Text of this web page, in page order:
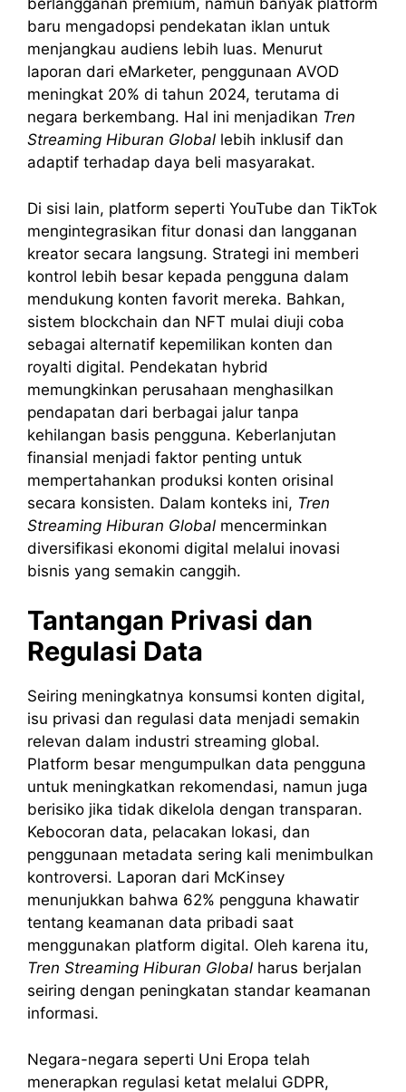
berlangganan premium, namun banyak platform
baru mengadopsi pendekatan iklan untuk
menjangkau audiens lebih luas. Menurut
laporan dari eMarketer, penggunaan AVOD
meningkat 20% di tahun 2024, terutama di
negara berkembang. Hal ini menjadikan Tren
Streaming Hiburan Global lebih inklusif dan
adaptif terhadap daya beli masyarakat.
Di sisi lain, platform seperti YouTube dan TikTok
mengintegrasikan fitur donasi dan langganan
kreator secara langsung. Strategi ini memberi
kontrol lebih besar kepada pengguna dalam
mendukung konten favorit mereka. Bahkan,
sistem blockchain dan NFT mulai diuji coba
sebagai alternatif kepemilikan konten dan
royalti digital. Pendekatan hybrid
memungkinkan perusahaan menghasilkan
pendapatan dari berbagai jalur tanpa
kehilangan basis pengguna. Keberlanjutan
finansial menjadi faktor penting untuk
mempertahankan produksi konten orisinal
secara konsisten. Dalam konteks ini, Tren
Streaming Hiburan Global mencerminkan
diversifikasi ekonomi digital melalui inovasi
bisnis yang semakin canggih.
Tantangan Privasi dan
Regulasi Data
Seiring meningkatnya konsumsi konten digital,
isu privasi dan regulasi data menjadi semakin
relevan dalam industri streaming global.
Platform besar mengumpulkan data pengguna
untuk meningkatkan rekomendasi, namun juga
berisiko jika tidak dikelola dengan transparan.
Kebocoran data, pelacakan lokasi, dan
penggunaan metadata sering kali menimbulkan
kontroversi. Laporan dari McKinsey
menunjukkan bahwa 62% pengguna khawatir
tentang keamanan data pribadi saat
menggunakan platform digital. Oleh karena itu,
Tren Streaming Hiburan Global harus berjalan
seiring dengan peningkatan standar keamanan
informasi.
Negara-negara seperti Uni Eropa telah
menerapkan regulasi ketat melalui GDPR,